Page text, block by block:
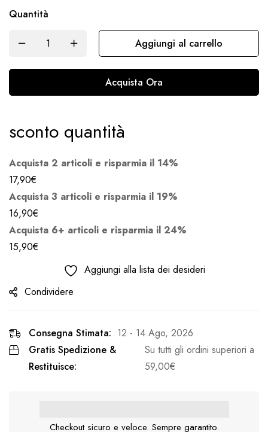
Quantità
Aggiungi al carrello
Acquista Ora
sconto quantità
Acquista 2 articoli e risparmia il 14%
17,90€
Acquista 3 articoli e risparmia il 19%
16,90€
Acquista 6+ articoli e risparmia il 24%
15,90€
Aggiungi alla lista dei desideri
Condividere
Consegna Stimata: 12 - 14 Ago, 2026
Gratis Spedizione &
Restituisce:
Su tutti gli ordini superiori a
59,00€
Checkout sicuro e veloce. Sempre garantito.